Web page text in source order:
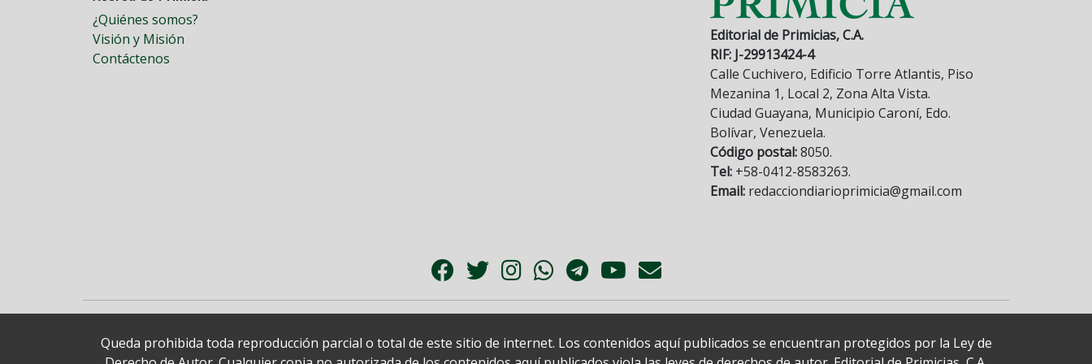
¿Quiénes somos?
Visión y Misión
Contáctenos
Editorial de Primicias, C.A.
RIF: J-29913424-4
Calle Cuchivero, Edificio Torre Atlantis, Piso
Mezanina 1, Local 2, Zona Alta Vista.
Ciudad Guayana, Municipio Caroní, Edo.
Bolívar, Venezuela.
Código postal:8050.
Tel: +58-0412-8583263.
Email: redacciondiarioprimicia@gmail.com
Queda prohibida toda reproducción parcial o total de este sitio de internet. Los contenidos aquí publicados se encuentran protegidos por la Ley de